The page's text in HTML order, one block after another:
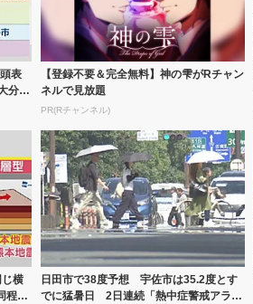
表
分県
【登録不要＆完全無料】神の雫がRチャン
ネルで見放題
PR(Rチャンネル)
横
程度
日田市で38度予想 宇佐市は35.2度とす
でに猛暑日 2日連続「熱中症警戒アラ